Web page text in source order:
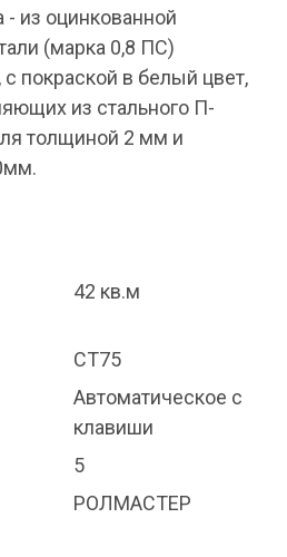
из оцинкованной
(марка 0,8 ПС)
покраской в белый цвет,
из стального П-
толщиной 2 мм и
42 кв.м
СТ75
Автоматическое с
клавиши
5
РОЛМАСТЕР